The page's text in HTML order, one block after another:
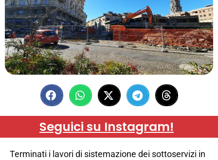
Seguici su Instagram!
Terminati i lavori di sistemazione dei sottoservizi in